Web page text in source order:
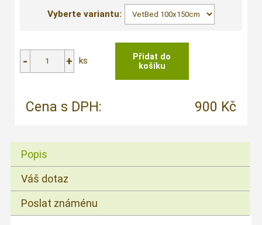
Vyberte variantu:
ks
Cena s DPH: 900 Kč
Popis
Váš dotaz
Poslat známénu